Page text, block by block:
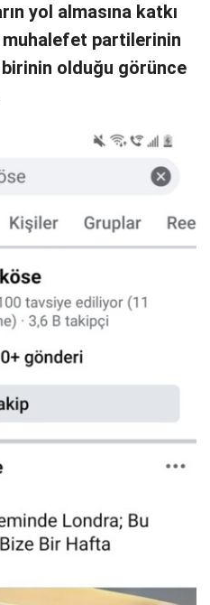
yol almasına katkı
muhalefet partilerinin
birinin olduğu görünce